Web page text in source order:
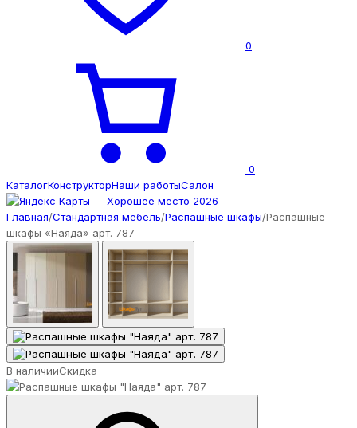
0
0
КаталогКонструкторНаши работыСалон
Главная/Стандартная мебель/Распашные шкафы/Распашные
шкафы «Наяда» арт. 787
В наличииСкидка